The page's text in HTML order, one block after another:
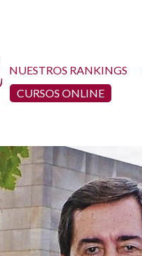
NUESTROS RANKINGS
CURSOS ONLINE